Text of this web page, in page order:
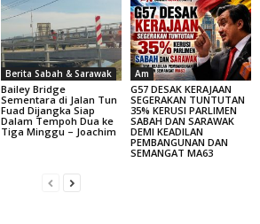
Berita Sabah & Sarawak
Bailey Bridge
Sementara di Jalan Tun
Fuad Dijangka Siap
Dalam Tempoh Dua ke
Tiga Minggu – Joachim
Am
G57 DESAK KERAJAAN
SEGERAKAN TUNTUTAN
35% KERUSI PARLIMEN
SABAH DAN SARAWAK
DEMI KEADILAN
PEMBANGUNAN DAN
SEMANGAT MA63